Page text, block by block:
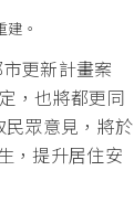
。
更新計畫案
，也將都更同
眾意見，將於
，提升居住安